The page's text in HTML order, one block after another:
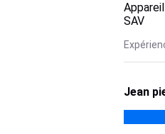
SAV
Jean